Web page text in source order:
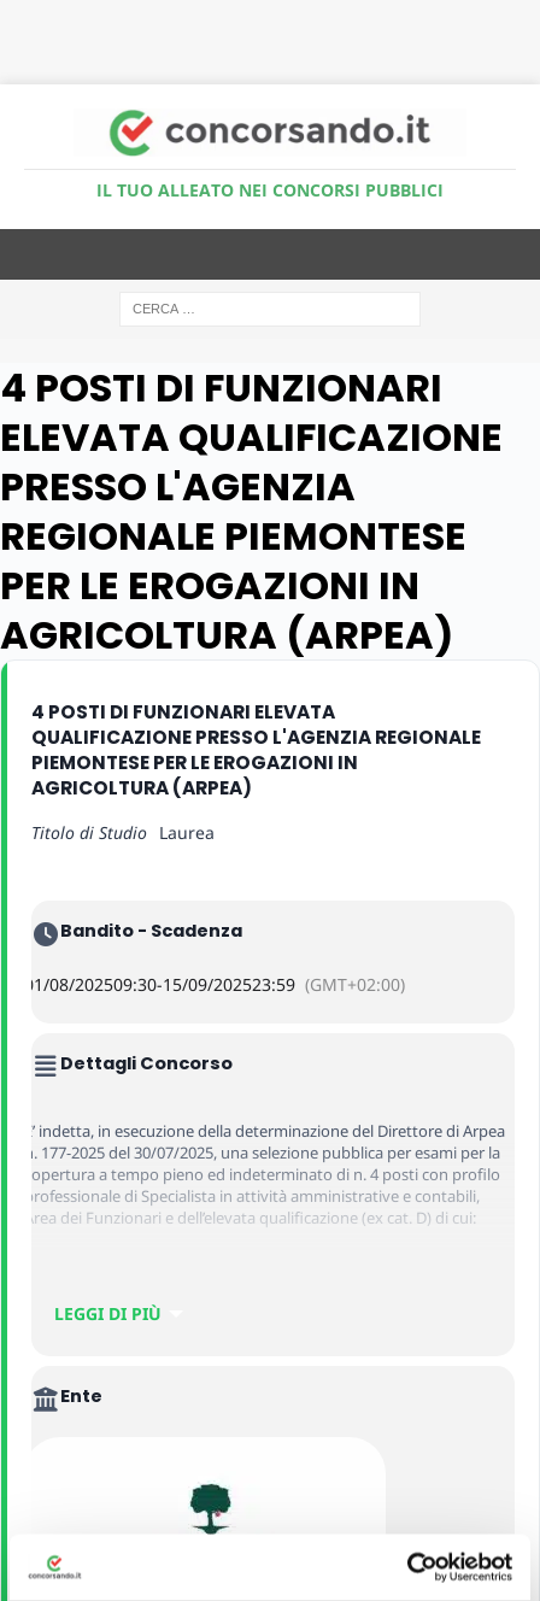
IL TUO ALLEATO NEI CONCORSI PUBBLICI
4 POSTI DI FUNZIONARI
ELEVATA QUALIFICAZIONE
PRESSO L'AGENZIA
REGIONALE PIEMONTESE
PER LE EROGAZIONI IN
AGRICOLTURA (ARPEA)
4 POSTI DI FUNZIONARI ELEVATA
QUALIFICAZIONE PRESSO L'AGENZIA REGIONALE
PIEMONTESE PER LE EROGAZIONI IN
AGRICOLTURA (ARPEA)
Titolo di Studio Laurea
Bandito - Scadenza
01/08/202509:30-15/09/202523:59 (GMT+02:00)
Dettagli Concorso
E’ indetta, in esecuzione della determinazione del Direttore di Arpea
n. 177-2025 del 30/07/2025, una selezione pubblica per esami per la
copertura a tempo pieno ed indeterminato di n. 4 posti con profilo
professionale di Specialista in attività amministrative e contabili,
Area dei Funzionari e dell’elevata qualificazione (ex cat. D) di cui:
delle Forze armate congedati senza demerito ovvero durante il
contratta (ai sensi dell’art. 1014, comma 1 lett. a) e art. 678, comma 9,
del D.lgs. 66/2010), in possesso degli stessi requisiti richiesti dal
LEGGI DI PIÙ
Ente